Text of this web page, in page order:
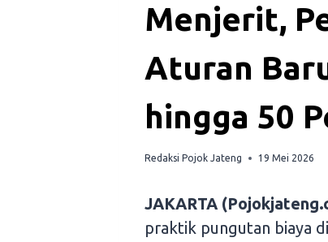
Menjerit,
Aturan
hingga 50
Redaksi Pojok Jateng 19 Mei 2026
JAKARTA
praktik pungutan biaya